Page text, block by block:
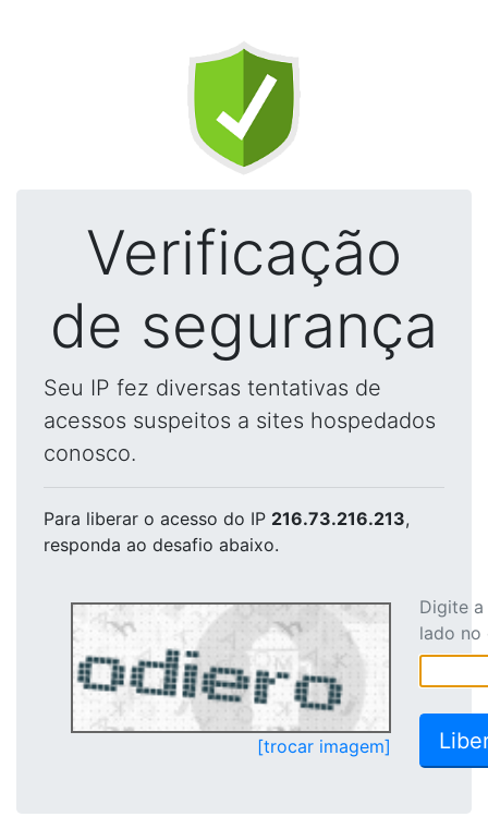
Verificação
de segurança
Seu IP fez diversas tentativas de
acessos suspeitos a sites hospedados
conosco.
Para liberar o acesso do IP 216.73.216.213,
responda ao desafio abaixo.
[trocar imagem]
Digite
lado no